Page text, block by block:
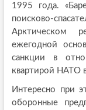
1995 года.
поисково-
Арктическом
ежегодной
санкции в
квартирой НАТО
Интересно при
оборонные